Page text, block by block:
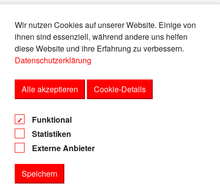
Wir nutzen Cookies auf unserer Website. Einige von
ihnen sind essenziell, während andere uns helfen
diese Website und ihre Erfahrung zu verbessern.
Datenschutzerklärung
Alle akzeptieren Cookie-Details
Funktional
Statistiken
Externe Anbieter
Speichern
« 1 2 3 4 5 6 7 8 9
10
»
Impressum